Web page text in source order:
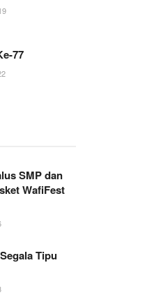
77
SMP dan
WafiFest
Tipu